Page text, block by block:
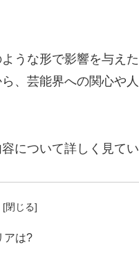
うな形で影響を与え
、芸能界への関心や
について詳しく見てい
アは?